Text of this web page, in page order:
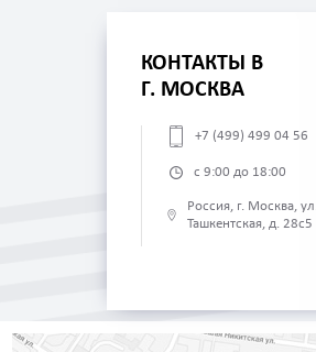
КОНТАКТЫ В
Г. МОСКВА
+7 (499) 499 04 56
с 9:00 до 18:00
Россия, г. Москва,
Ташкентская, д. 28с5